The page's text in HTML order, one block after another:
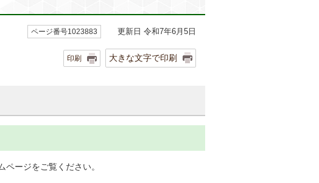
ページ番号1023883 更新日 令和7年6月5日
印刷 大きな文字で印刷
ージをご覧ください。